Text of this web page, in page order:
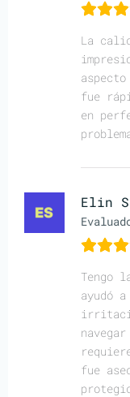
La
fue
en
Elin
Tengo
ayudó
fue